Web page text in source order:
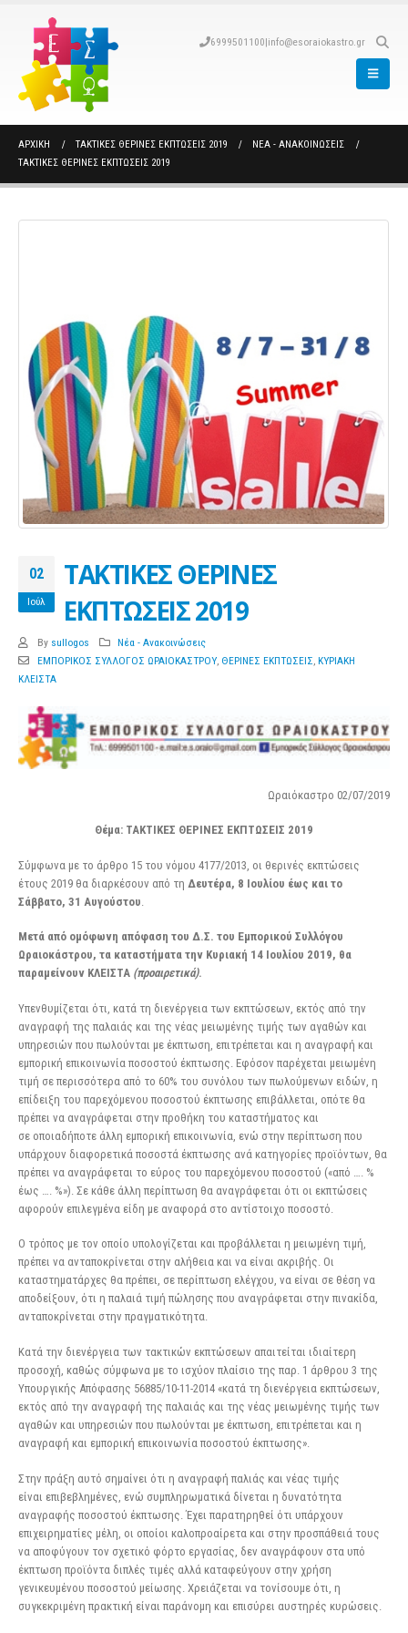
6999501100|info@esoraiokastro.gr
ΑΡΧΙΚΉ ΤΑΚΤΙΚΕΣ ΘΕΡΙΝΕΣ ΕΚΠΤΩΣΕΙΣ 2019
ΝΈΑ - ΑΝΑΚΟΙΝΏΣΕΙΣ
ΤΑΚΤΙΚΕΣ ΘΕΡΙΝΕΣ ΕΚΠΤΩΣΕΙΣ 2019
02
Ιούλ
ΤΑΚΤΙΚΕΣ ΘΕΡΙΝΕΣ
ΕΚΠΤΩΣΕΙΣ 2019
By sullogos
Νέα - Ανακοινώσεις
ΕΜΠΟΡΙΚΟΣ ΣΥΛΛΟΓΟΣ ΩΡΑΙΟΚΑΣΤΡΟΥ, ΘΕΡΙΝΕΣ ΕΚΠΤΩΣΕΙΣ ΚΥΡΙΑΚΗ
ΚΛΕΙΣΤΑ
Ωραιόκαστρο 02/07/2019
Θέμα: ΤΑΚΤΙΚΕΣ ΘΕΡΙΝΕΣ ΕΚΠΤΩΣΕΙΣ 2019
Σύμφωνα με το άρθρο 15 του νόμου 4177/2013, οι θερινές εκπτώσεις
έτους 2019 θα διαρκέσουν από τη Δευτέρα, 8 Ιουλίου έως και το
Σάββατο, 31 Αυγούστου
Μετά από ομόφωνη απόφαση του Δ.Σ. του Εμπορικού Συλλόγου
Ωραιοκάστρου, τα καταστήματα την Κυριακή 14 Ιουλίου 2019, θα
παραμείνουν ΚΛΕΙΣΤΑ (προαιρετικά).
Υπενθυμίζεται ότι, κατά τη διενέργεια των εκπτώσεων, εκτός από την
αναγραφή της παλαιάς και της νέας μειωμένης τιμής των αγαθών και
υπηρεσιών που πωλούνται με έκπτωση, επιτρέπεται και η αναγραφή και
εμπορική επικοινωνία ποσοστού έκπτωσης. Εφόσον παρέχεται μειωμένη
τιμή σε περισσότερα από το 60% του συνόλου των πωλούμενων ειδών, η
επίδειξη του παρεχόμενου ποσοστού έκπτωσης επιβάλλεται, οπότε θα
πρέπει να αναγράφεται στην προθήκη του καταστήματος και
σε οποιαδήποτε άλλη εμπορική επικοινωνία, ενώ στην περίπτωση που
υπάρχουν διαφορετικά ποσοστά έκπτωσης ανά κατηγορίες προϊόντων, θα
πρέπει να αναγράφεται το εύρος του παρεχόμενου ποσοστού («από …. %
έως …. %»). Σε κάθε άλλη περίπτωση θα αναγράφεται ότι οι εκπτώσεις
αφορούν επιλεγμένα είδη με αναφορά στο αντίστοιχο ποσοστό.
Ο τρόπος με τον οποίο υπολογίζεται και προβάλλεται η μειωμένη τιμή,
πρέπει να ανταποκρίνεται στην αλήθεια και να είναι ακριβής. Οι
καταστηματάρχες θα πρέπει, σε περίπτωση ελέγχου, να είναι σε θέση να
αποδείξουν, ότι η παλαιά τιμή πώλησης που αναγράφεται στην πινακίδα,
ανταποκρίνεται στην πραγματικότητα.
Κατά την διενέργεια των τακτικών εκπτώσεων απαιτείται ιδιαίτερη
προσοχή, καθώς σύμφωνα με το ισχύον πλαίσιο της παρ. 1 άρθρου 3 της
Υπουργικής Απόφασης 56885/10-11-2014 «κατά τη διενέργεια εκπτώσεων,
εκτός από την αναγραφή της παλαιάς και της νέας μειωμένης τιμής των
αγαθών και υπηρεσιών που πωλούνται με έκπτωση, επιτρέπεται και η
αναγραφή και εμπορική επικοινωνία ποσοστού έκπτωσης».
Στην πράξη αυτό σημαίνει ότι η αναγραφή παλιάς και νέας τιμής
είναι επιβεβλημένες, ενώ συμπληρωματικά δίνεται η δυνατότητα
αναγραφής ποσοστού έκπτωσης. Έχει παρατηρηθεί ότι υπάρχουν
επιχειρηματίες μέλη, οι οποίοι καλοπροαίρετα και στην προσπάθειά τους
να αποφύγουν τον σχετικό φόρτο εργασίας, δεν αναγράφουν στα υπό
έκπτωση προϊόντα διπλές τιμές αλλά καταφεύγουν στην χρήση
γενικευμένου ποσοστού μείωσης. Χρειάζεται να τονίσουμε ότι, η
συγκεκριμένη πρακτική είναι παράνομη και επισύρει αυστηρές κυρώσεις.